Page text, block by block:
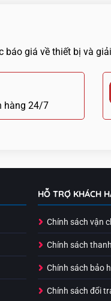
báo giá về thiết bị và
hàng 24/7
HỖ TRỢ KHÁCH
Chính sách vận
Chính sách
Chính sách bảo
Chính sách đổi